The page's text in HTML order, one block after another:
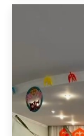
лет
ребенка
работу по